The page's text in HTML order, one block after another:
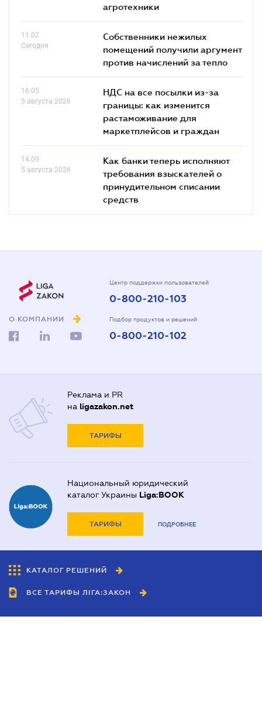
агротехники
11.02
Сегодня
Собственники нежилых
помещений получили аргумент
против начислений за тепло
16.05
5 августа 2026
НДС на все посылки из-за
границы: как изменится
растаможивание для
маркетплейсов и граждан
14.09
5 августа 2026
Как банки теперь исполняют
требования взыскателей о
принудительном списании
средств
О КОМПАНИИ
Центр поддержки пользователей
0-800-210-103
Подбор продуктов и решений
0-800-210-102
Реклама и PR
на ligazakon.net
ТАРИФЫ
Национальный юридический
каталог Украины Liga:BOOK
ТАРИФЫ ПОДРОБНЕЕ
КАТАЛОГ РЕШЕНИЙ
ВСЕ ТАРИФЫ ЛІГА:ЗАКОН